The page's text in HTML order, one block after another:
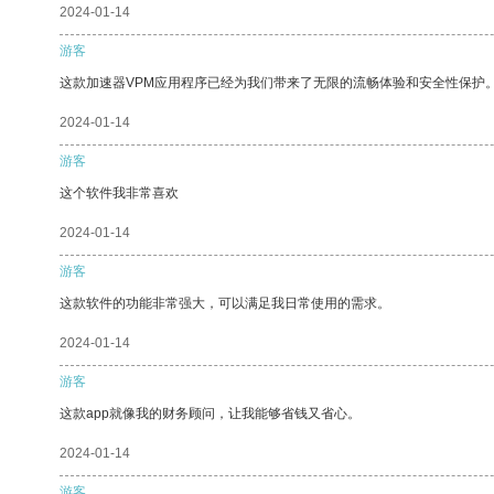
2024-01-14
游客
这款加速器VPM应用程序已经为我们带来了无限的流畅体验和安全性保护
2024-01-14
游客
这个软件我非常喜欢
2024-01-14
游客
这款软件的功能非常强大，可以满足我日常使用的需求。
2024-01-14
游客
这款app就像我的财务顾问，让我能够省钱又省心。
2024-01-14